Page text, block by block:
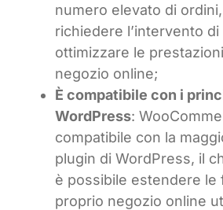
numero elevato di
richiedere l’intervento
ottimizzare le
negozio online;
È compatibile con i
WordPress:
compatibile con la
plugin di WordPress, il
è possibile estendere le
proprio negozio online